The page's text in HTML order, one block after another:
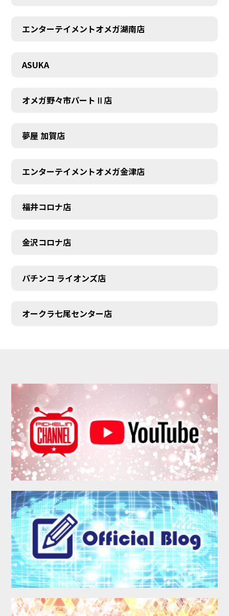
CONTACT
エンターテイメントオメガ湖南店
ASUKA
オメガ野々市パートⅡ店
夢屋 加賀店
エンターテイメントオメガ金津店
福井コロナ店
金沢コロナ店
パチンコ ライオンズ店
オークラ七尾センター店